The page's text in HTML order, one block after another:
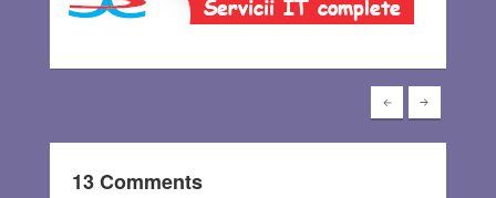
13 Comments